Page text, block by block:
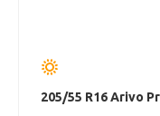
205/55 R16 Arivo